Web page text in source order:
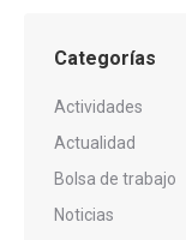
Categorías
Actividades
Actualidad
Bolsa de trabajo
Noticias